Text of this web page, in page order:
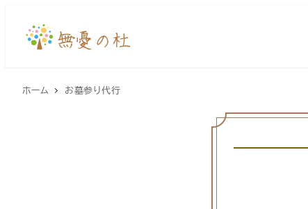
ホーム お墓参り代行